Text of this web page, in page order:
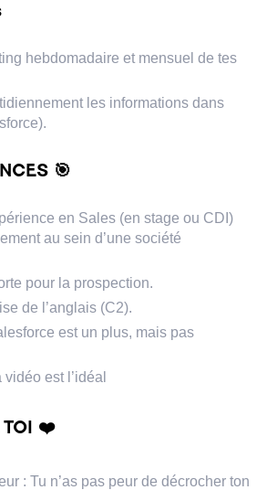
hebdomadaire et mensuel de tes
les informations dans
🎯
en Sales (en stage ou CDI)
au sein d’une société
pour la prospection.
de l’anglais (C2).
est un plus, mais pas
est l’idéal
TOI ❤️
: Tu n’as pas peur de décrocher ton